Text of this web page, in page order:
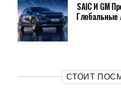
SAIC И GM
Глобальные
СТОИТ